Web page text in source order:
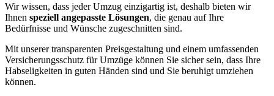
Wir wissen, dass jeder Umzug einzigartig ist, deshalb bieten wir
Ihnen speziell angepasste Lösungen, die genau auf Ihre
Bedürfnisse und Wünsche zugeschnitten sind.
Mit unserer transparenten Preisgestaltung und einem umfassenden
Versicherungsschutz für Umzüge können Sie sicher sein, dass Ihre
Habseligkeiten in guten Händen sind und Sie beruhigt umziehen
können.